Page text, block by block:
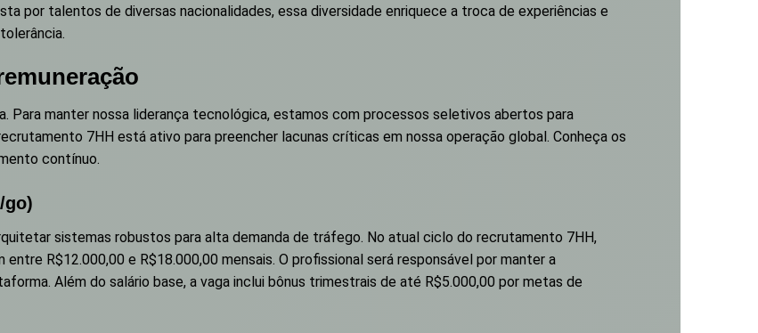
por talentos de diversas nacionalidades, essa diversidade enriquece a troca de experiências e
Para manter nossa liderança tecnológica, estamos com processos seletivos abertos para
7HH está ativo para preencher lacunas críticas em nossa operação global. Conheça os
contínuo.
go)
sistemas robustos para alta demanda de tráfego. No atual ciclo do recrutamento 7HH,
R$12.000,00 e R$18.000,00 mensais. O profissional será responsável por manter a
Além do salário base, a vaga inclui bônus trimestrais de até R$5.000,00 por metas de